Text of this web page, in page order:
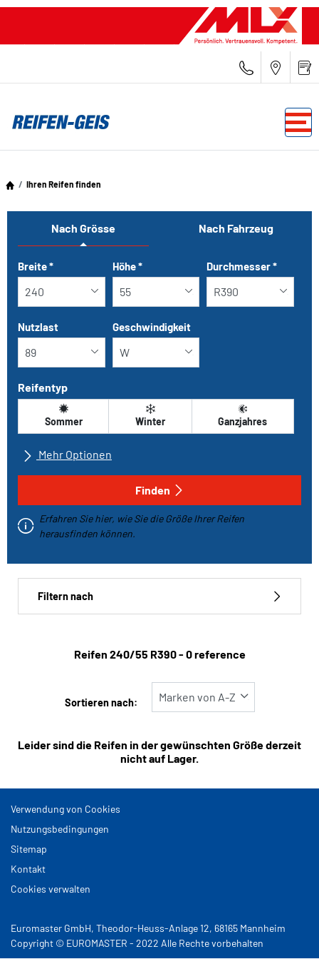
Ihren Reifen finden
Nach Grösse Nach Fahrzeug
Tab updated: Nach Grösse
Breite* Höhe* Durchmesser*
Nutzlast Geschwindigkeit
Reifentyp
Sommer Winter Ganzjahres
Mehr Optionen
Alle Marken
Fahrzeugtyp
Run-flat
Finden
Erfahren Sie hier, wie Sie die Größe Ihrer Reifen
herausfinden können.
Filtern nach
Reifentyp
Winter (0)
Ganzjahres (0)
Alle Arten (0)
Wohnmobil (0)
Reifen ‎240/55 R390 - 0 reference
Sortieren nach:
Leider sind die Reifen in der gewünschten Größe derzeit
nicht auf Lager.
Verwendung von Cookies
Nutzungsbedingungen
Sitemap
Kontakt
Cookies verwalten
Euromaster GmbH, Theodor-Heuss-Anlage 12, 68165 Mannheim
Copyright © EUROMASTER - 2022 Alle Rechte vorbehalten